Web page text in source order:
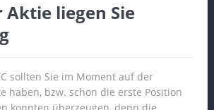
Aktie liegen Sie
sollten Sie im Moment auf der
haben, bzw. schon die erste Position